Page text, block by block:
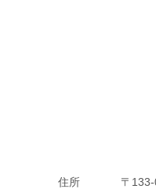
住所
〒